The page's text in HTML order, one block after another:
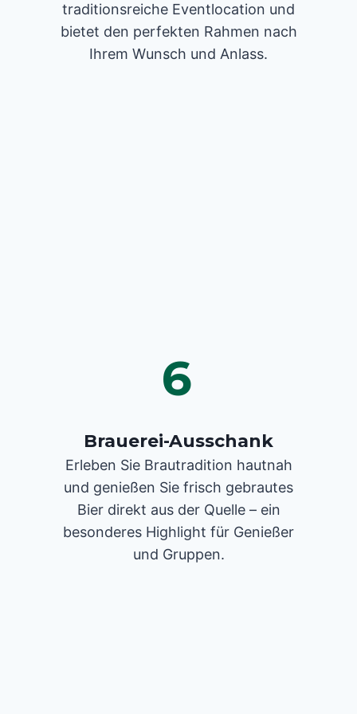
traditionsreiche Eventlocation und
bietet den perfekten Rahmen nach
Ihrem Wunsch und Anlass.
6
Brauerei-Ausschank
Erleben Sie Brautradition hautnah
und genießen Sie frisch gebrautes
Bier direkt aus der Quelle – ein
besonderes Highlight für Genießer
und Gruppen.